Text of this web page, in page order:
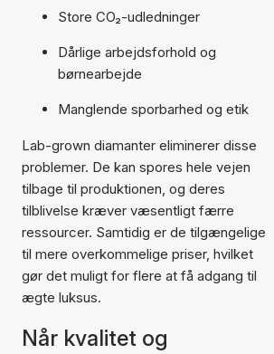
Store CO₂-udledninger
Dårlige arbejdsforhold og
børnearbejde
Manglende sporbarhed og etik
Lab-grown diamanter eliminerer disse
problemer. De kan spores hele vejen
tilbage til produktionen, og deres
tilblivelse kræver væsentligt færre
ressourcer. Samtidig er de tilgængelige
til mere overkommelige priser, hvilket
gør det muligt for flere at få adgang til
ægte luksus.
Når kvalitet og